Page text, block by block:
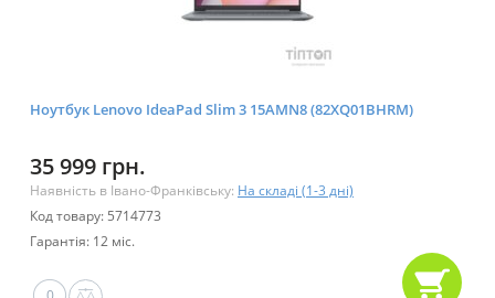
Ноутбук Lenovo IdeaPad Slim 3 15AMN8 (82XQ01BHRM)
35 999 грн.
Наявність в Івано-Франківську: На складі (1-3 дні)
Код товару: 5714773
Гарантія: 12 міс.